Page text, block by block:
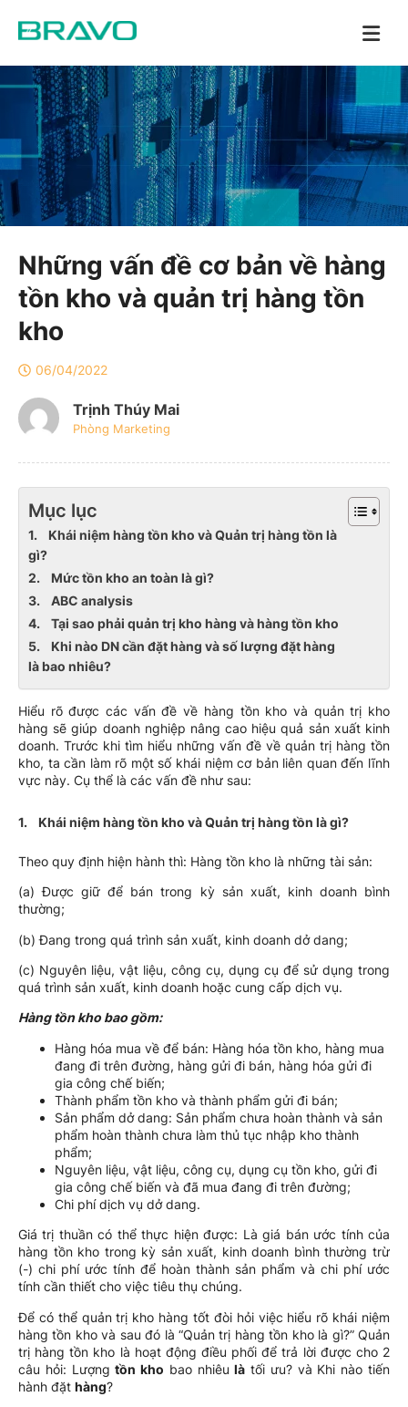
Những vấn đề cơ bản về hàng
tồn kho và quản trị hàng tồn
kho
06/04/2022
Trịnh Thúy Mai
Phòng Marketing
Mục lục
1. Khái niệm hàng tồn kho và Quản trị hàng tồn là
gì?
2. Mức tồn kho an toàn là gì?
3. ABC analysis
4. Tại sao phải quản trị kho hàng và hàng tồn kho
5. Khi nào DN cần đặt hàng và số lượng đặt hàng
là bao nhiêu?
Hiểu rõ được các vấn đề về hàng tồn kho và quản trị kho
hàng sẽ giúp doanh nghiệp nâng cao hiệu quả sản xuất kinh
doanh. Trước khi tìm hiểu những vấn đề về quản trị hàng tồn
kho, ta cần làm rõ một số khái niệm cơ bản liên quan đến lĩnh
vực này. Cụ thể là các vấn đề như sau:
1. Khái niệm hàng tồn kho và Quản trị hàng tồn là gì?
Theo quy định hiện hành thì: Hàng tồn kho là những tài sản:
(a) Được giữ để bán trong kỳ sản xuất, kinh doanh bình
thường;
(b) Đang trong quá trình sản xuất, kinh doanh dở dang;
(c) Nguyên liệu, vật liệu, công cụ, dụng cụ để sử dụng trong
quá trình sản xuất, kinh doanh hoặc cung cấp dịch vụ.
Hàng tồn kho bao gồm:
Hàng hóa mua về để bán: Hàng hóa tồn kho, hàng mua
đang đi trên đường, hàng gửi đi bán, hàng hóa gửi đi
gia công chế biến;
Thành phẩm tồn kho và thành phẩm gửi đi bán;
Sản phẩm dở dang: Sản phẩm chưa hoàn thành và sản
phẩm hoàn thành chưa làm thủ tục nhập kho thành
phẩm;
Nguyên liệu, vật liệu, công cụ, dụng cụ tồn kho, gửi đi
gia công chế biến và đã mua đang đi trên đường;
Chi phí dịch vụ dở dang.
Giá trị thuần có thể thực hiện được: Là giá bán ước tính của
hàng tồn kho trong kỳ sản xuất, kinh doanh bình thường trừ
(-) chi phí ước tính để hoàn thành sản phẩm và chi phí ước
tính cần thiết cho việc tiêu thụ chúng.
Để có thể quản trị kho hàng tốt đòi hỏi việc hiểu rõ khái niệm
hàng tồn kho và sau đó là “Quản trị hàng tồn kho là gì?” Quản
trị hàng tồn kho là hoạt động điều phối để trả lời được cho 2
câu hỏi: Lượngtồn kho bao nhiêulà tối ưu? và Khi nào tiến
hành đặt hàng?